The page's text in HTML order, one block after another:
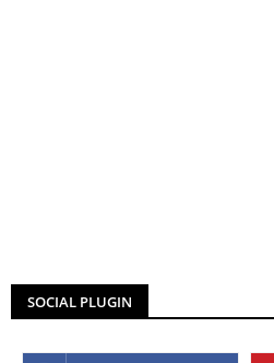
SOCIAL PLUGIN